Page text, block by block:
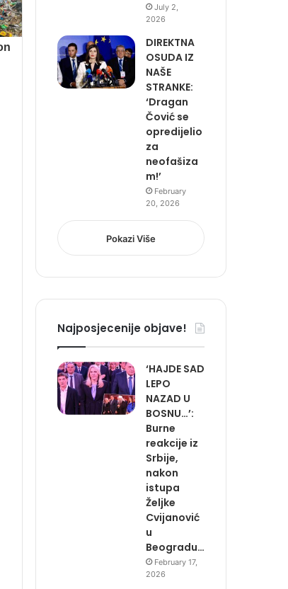
July 2,
2026
DIREKTNA
OSUDA IZ
NAŠE
STRANKE:
‘Dragan
Čović se
opredijelio
za
neofašiza
m!’
February
20, 2026
Pokazi Više
Najposjecenije objave!
‘HAJDE SAD
LEPO
NAZAD U
BOSNU…’:
Burne
reakcije iz
Srbije,
nakon
istupa
Željke
Cvijanović
u
Beogradu…
February 17,
2026